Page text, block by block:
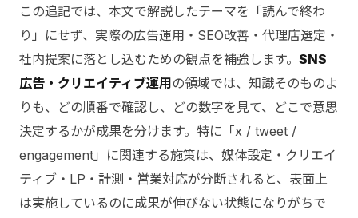
この追記では、本文で解説したテーマを「読んで終わ
り」にせず、実際の広告運用・SEO改善・代理店選定・
社内提案に落とし込むための観点を補強します。 SNS
広告・クリエイティブ運用 の領域では、知識そのものよ
りも、どの順番で確認し、どの数字を見て、どこで意思
決定するかが成果を分けます。特に「x / tweet /
engagement」に関連する施策は、媒体設定・クリエイ
ティブ・LP・計測・営業対応が分断されると、表面上
は実施しているのに成果が伸びない状態になりがちで